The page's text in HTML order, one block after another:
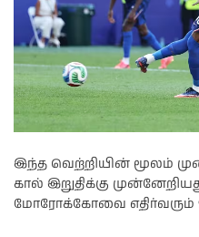
இந்த வெற்றியின் மூலம்
கால் இறுதிக்கு
மோரோக்கோவை எதிர்வரும்